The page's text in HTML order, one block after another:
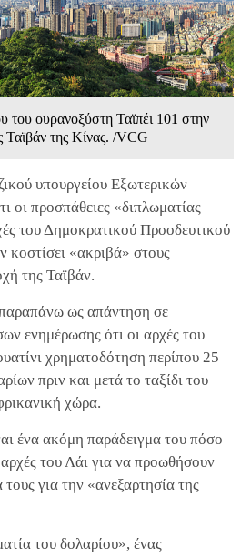
του ουρανοξύστη Ταϊπέι 101 στην
Ταϊβάν της Κίνας. /VCG
υπουργείου Εξωτερικών
οι προσπάθειες «διπλωματίας
του Δημοκρατικού Προοδευτικού
«ακριβά» στους
της Ταϊβάν.
ως απάντηση σε
ενημέρωσης ότι οι αρχές του
χρηματοδότηση περίπου 25
πριν και μετά το ταξίδι του
χώρα.
ένα ακόμη παράδειγμα του πόσο
του Λάι για να προωθήσουν
τους για την «ανεξαρτησία της
του δολαρίου», ένας